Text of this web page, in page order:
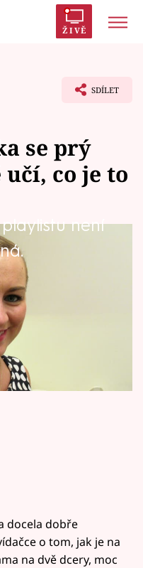
ŽIVĚ
Vary
SDÍLET
se prý
co je to
není
(31), která
docela dobře
o tom, jak je na
na dvě dcery, moc